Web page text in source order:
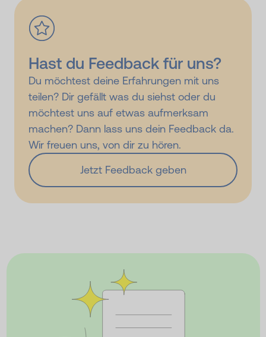
Hast du Feedback für uns?
Du möchtest deine Erfahrungen mit uns
teilen? Dir gefällt was du siehst oder du
möchtest uns auf etwas aufmerksam
machen? Dann lass uns dein Feedback da.
Wir freuen uns, von dir zu hören.
Jetzt Feedback geben